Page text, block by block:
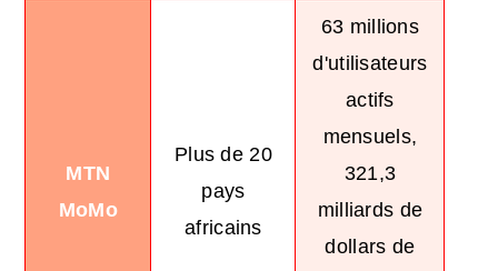
MTN
MoMo
Plus de 20
pays
africains
63 millions
d'utilisateurs
actifs
mensuels,
321,3
milliards de
dollars de